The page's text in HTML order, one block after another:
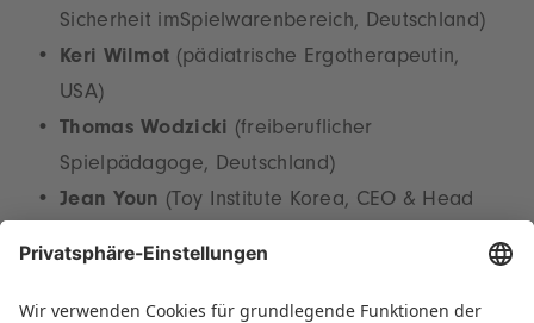
Sicherheit imSpielwarenbereich, Deutschland)
Keri Wilmot (pädiatrische Ergotherapeutin,
USA)
Thomas Wodzicki (freiberuflicher
Spielpädagoge, Deutschland)
Jean Youn (Toy Institute Korea, CEO & Head
Die Webseitewww.toyaward.dehält weitere